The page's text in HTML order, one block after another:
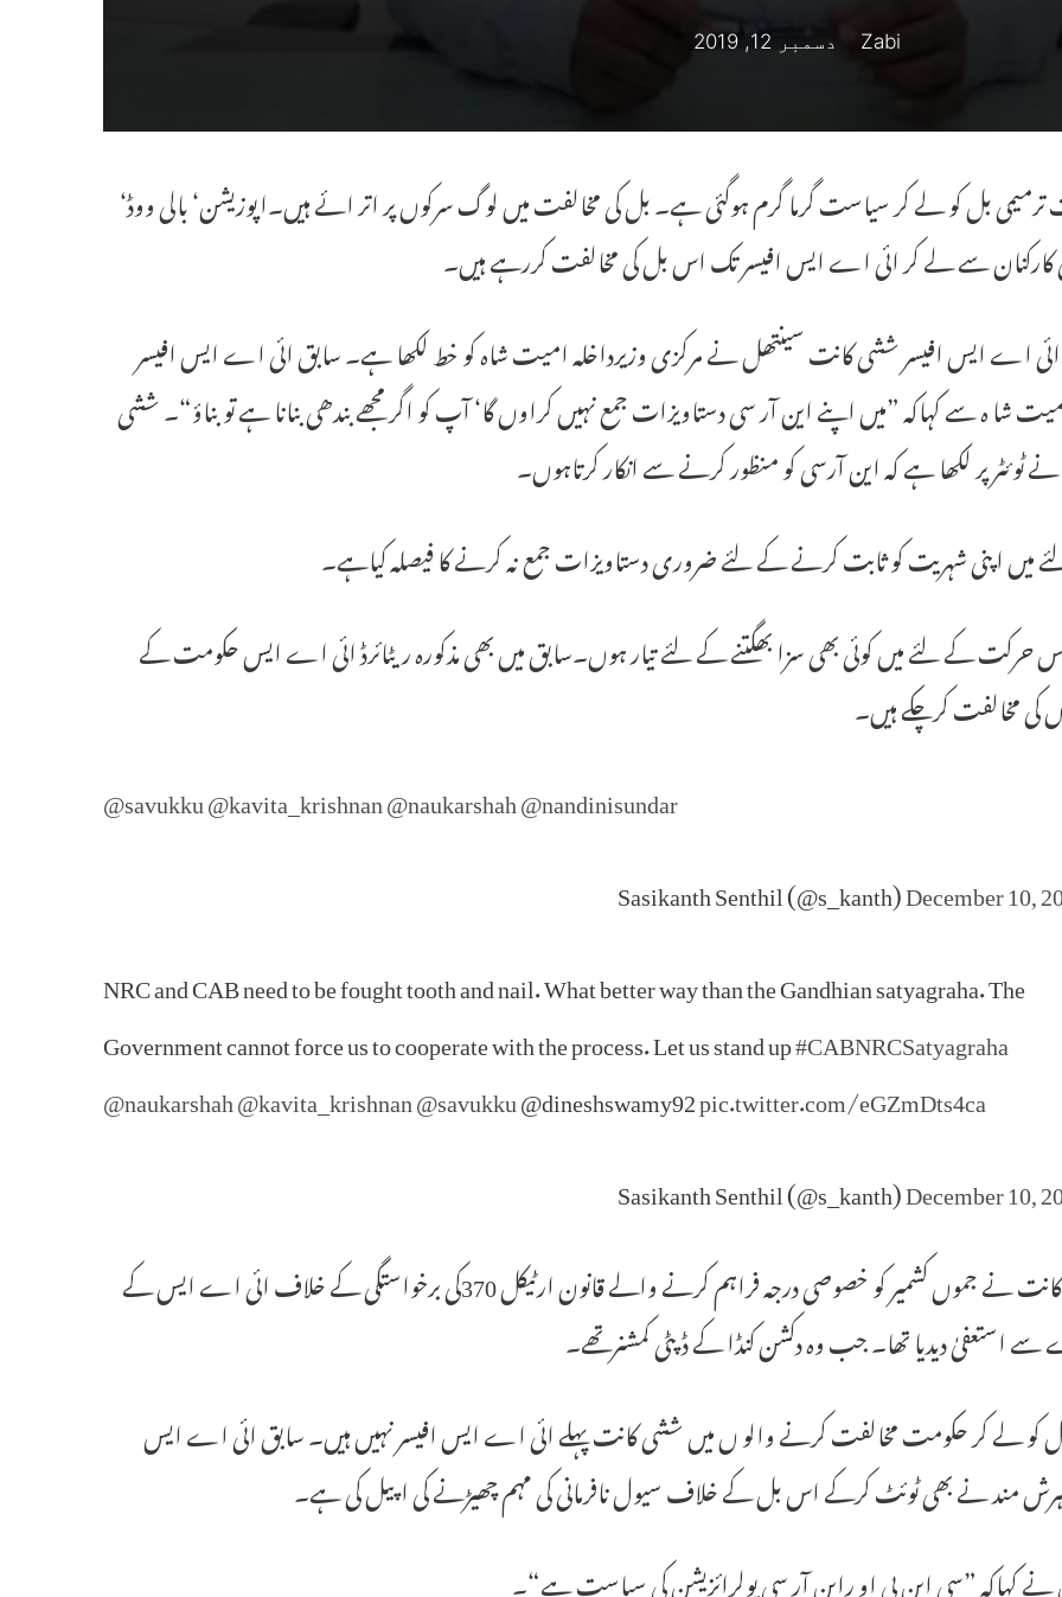
Zabi دسمبر 12, 2019
بل کو لے کر سیاست گرما گرم ہوگئی ہے۔ بل کی مخالفت میں لوگ سرکوں پر اتر ائے ہیں۔اپوزیشن‘ بالی ووڈ‘
کارکنان سے لے کر ائی اے ایس افیسر تک اس بل کی مخالفت کررہے ہیں۔
اے ایس افیسر ششی کانت سینتھل نے مرکزی وزیرداخلہ امیت شاہ کو خط لکھا ہے۔ سابق ائی اے ایس افیسر
شا ہ سے کہاکہ ”میں اپنے این آر سی دستاویزات جمع نہیں کراوں گا‘ آپ کو اگر مجھے بندھی بنانا ہے تو بناؤ“۔ ششی
ٹوئٹر پر لکھا ہے کہ این آرسی کو منظور کرنے سے انکار کرتاہوں۔
میں اپنی شہریت کو ثابت کرنے کے لئے ضروری دستاویزات جمع نہ کرنے کا فیصلہ کیاہے۔
حرکت کے لئے میں کوئی بھی سزا بھگتنے کے لئے تیار ہوں۔سابق میں بھی مذکورہ ریٹائرڈ ائی اے ایس حکومت کے
کی مخالفت کرچکے ہیں۔
@savukku@kavita_krishnan@naukarshah@nandinisundar
December 10,
NRC and CAB need to be fought tooth and nail. What better way than the Gandhian satyagraha. The
Government cannot force us to cooperate with the process. Let us stand up#CABNRCSatyagraha
@naukarshah@kavita_krishnan@savukku@dineshswamy92pic.twitter.com/eGZmDts4ca
December 10,
ششی کانت نے جموں کشمیر کو خصوصی درجہ فراہم کرنے والے قانون ارٹیکل 370کی برخواستگی کے خلاف ائی اے ایس کے
استعفیٰ دیدیا تھا۔ جب وہ دکشن کنڈا کے ڈپٹی کمشنرتھے۔
لے کر حکومت مخالفت کرنے والو ں میں ششی کانت پہلے ائی اے ایس افیسر نہیں ہیں۔ سابق ائی اے ایس
ہرش مند نے بھی ٹوئٹ کرکے اس بل کے خلاف سیول نافرمانی کی مہم چھیڑنے کی اپیل کی ہے۔
نے کہاکہ ”سی این بی او راین آر سی پولرائزیشن کی سیاست ہے“۔